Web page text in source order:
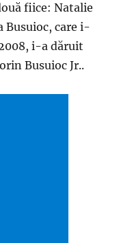
fiice: Natalie
Busuioc, care i-
i-a dăruit
Busuioc Jr..